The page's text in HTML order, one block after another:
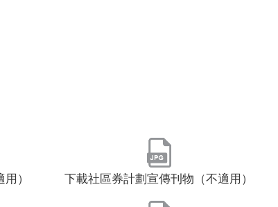
） 下載社區券計劃宣傳刊物（不適用）